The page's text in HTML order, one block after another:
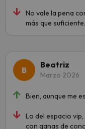
No vale la pena
más que
Beatriz
Marzo 2026
Bien, aunque me
Lo del espacio
con ganas de